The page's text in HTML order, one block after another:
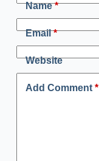
Name*
Email*
Website
Add Comment*